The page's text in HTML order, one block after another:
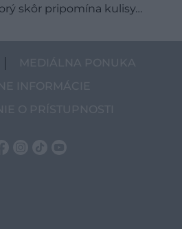
skôr pripomína kulisy…